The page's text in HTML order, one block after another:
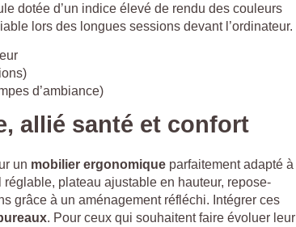
dotée d’un indice élevé de rendu des couleurs
lors des longues sessions devant l’ordinateur.
d’ambiance)
allié santé et confort
un mobilier ergonomique parfaitement adapté à
plateau ajustable en hauteur, repose-
grâce à un aménagement réfléchi. Intégrer ces
. Pour ceux qui souhaitent faire évoluer leur